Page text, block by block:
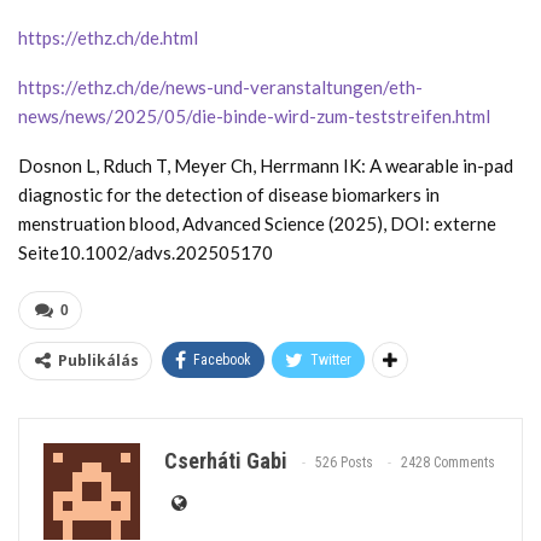
https://ethz.ch/de.html
https://ethz.ch/de/news-und-veranstaltungen/eth-
news/news/2025/05/die-binde-wird-zum-teststreifen.html
Dosnon L, Rduch T, Meyer Ch, Herrmann IK: A wearable in-pad
diagnostic for the detection of disease biomarkers in
menstruation blood, Advanced Science (2025), DOI: externe
Seite10.1002/advs.202505170
0
Publikálás Facebook Twitter
Cserháti Gabi 526 Posts 2428 Comments